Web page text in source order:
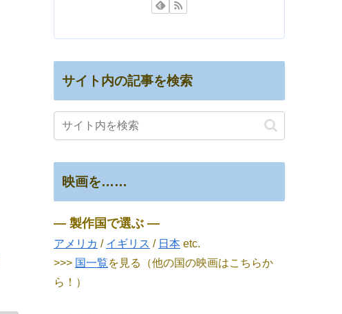
サイト内の記事を検索
映画を……
― 製作国で選ぶ ―
アメリカ / イギリス / 日本 etc.
>>> 国一覧を見る（他の国の映画はこちらか
ら！）